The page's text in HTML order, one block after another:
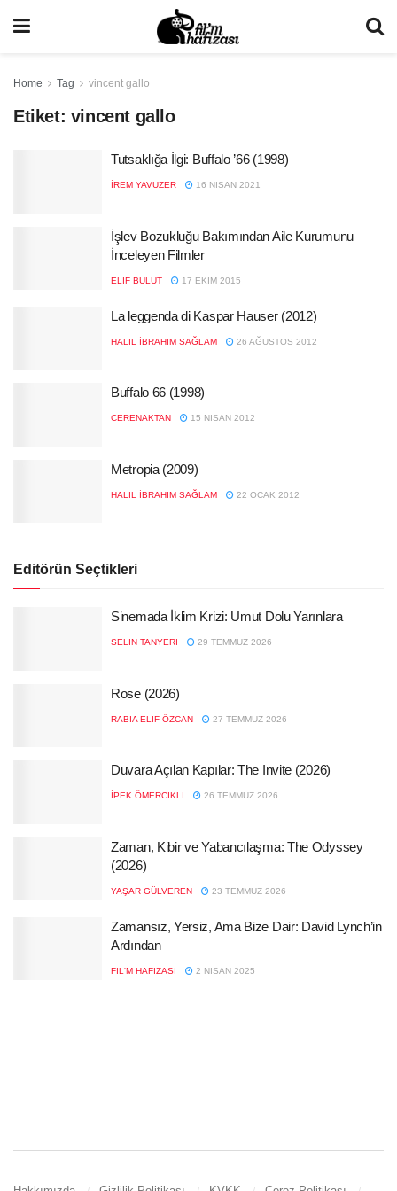
Home Tag vincent gallo
Etiket: vincent gallo
Tutsaklığa İlgi: Buffalo ’66 (1998)
İREM YAVUZER 16 NISAN 2021
İşlev Bozukluğu Bakımından Aile Kurumunu
İnceleyen Filmler
ELIF BULUT 17 EKIM 2015
La leggenda di Kaspar Hauser (2012)
HALIL İBRAHIM SAĞLAM 26 AĞUSTOS 2012
Buffalo 66 (1998)
CERENAKTAN 15 NISAN 2012
Metropia (2009)
HALIL İBRAHIM SAĞLAM 22 OCAK 2012
Editörün Seçtikleri
Sinemada İklim Krizi: Umut Dolu Yarınlara
SELIN TANYERI 29 TEMMUZ 2026
Rose (2026)
RABIA ELIF ÖZCAN 27 TEMMUZ 2026
Duvara Açılan Kapılar: The Invite (2026)
İPEK ÖMERCIKLI 26 TEMMUZ 2026
Zaman, Kibir ve Yabancılaşma: The Odyssey
(2026)
YAŞAR GÜLVEREN 23 TEMMUZ 2026
Zamansız, Yersiz, Ama Bize Dair: David Lynch’in
Ardından
FIL'M HAFIZASI 2 NISAN 2025